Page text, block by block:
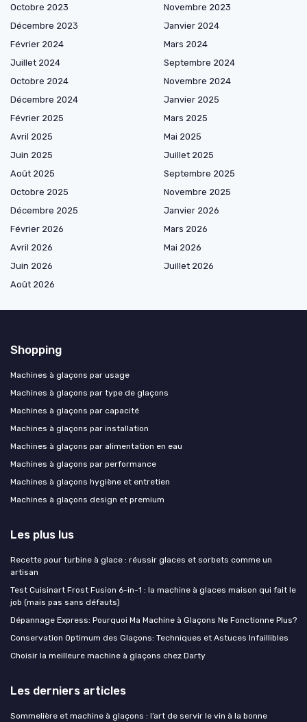
Octobre 2023
Novembre 2023
Décembre 2023
Janvier 2024
Février 2024
Mars 2024
Juillet 2024
Septembre 2024
Octobre 2024
Novembre 2024
Décembre 2024
Janvier 2025
Février 2025
Mars 2025
Avril 2025
Mai 2025
Juin 2025
Juillet 2025
Août 2025
Septembre 2025
Octobre 2025
Novembre 2025
Décembre 2025
Janvier 2026
Février 2026
Mars 2026
Avril 2026
Mai 2026
Juin 2026
Juillet 2026
Août 2026
Shopping
Machines à glaçons par usage
Machines à glaçons par type de glaçons
Machines à glaçons par capacité
Machines à glaçons par installation
Machines à glaçons par alimentation en eau
Machines à glaçons par performance
Machines à glaçons hygiène et entretien
Machines à glaçons design et premium
Les plus lus
Recette pour turbine à glace : réussir glaces et sorbets comme un
artisan
Test Cuisinart Frost Fusion 6-in-1 : la machine à glaces maison qui fait le
job (mais pas sans défauts)
Dépannage Express: Pourquoi Ma Machine à Glaçons Ne Fonctionne Plus?
Conservation Optimum des Glaçons: Techniques et Astuces Infaillibles
Choisir la meilleure machine à glaçons chez Darty
Les derniers articles
Sommelière et machine à glaçons : l’art de servir le vin à la bonne